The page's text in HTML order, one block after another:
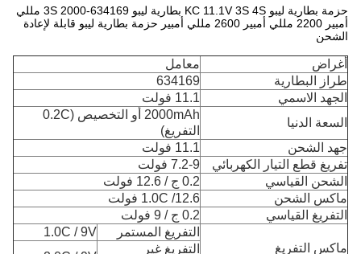
حزمة بطارية ليبو KC 11.1V 3S 4S بطارية ليبو 634169-3S 2000 مللي
أمبير 2200 مللي أمبير 2600 مللي أمبير حزمة بطارية ليبو قابلة لإعادة
الشحن
أغراض
معامل
طراز البطارية
634169
الجهد الاسمي
11.1 فولت
السعة الدنيا
2000mAh أو التخصيص (0.2C
التفريغ)
جهد الشحن
11.1 فولت
تفريغ قطع التيار الكهربائي
7.2-9 فولت
الشحن القياسي
0.2 ج / 12.6 فولت
ماكس الشحن
1.0C /12.6 فولت
التفريغ القياسي
0.2 ج / 9 فولت
ماكس التفريغ
التفريغ المستمر
1.0C / 9V
التفريغ غير